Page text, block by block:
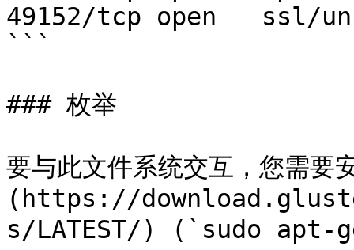
49152/tcp open   ssl/
```
### 枚举
要与此文件系统交互，您需
(https://
s/LATEST/) (`sudo